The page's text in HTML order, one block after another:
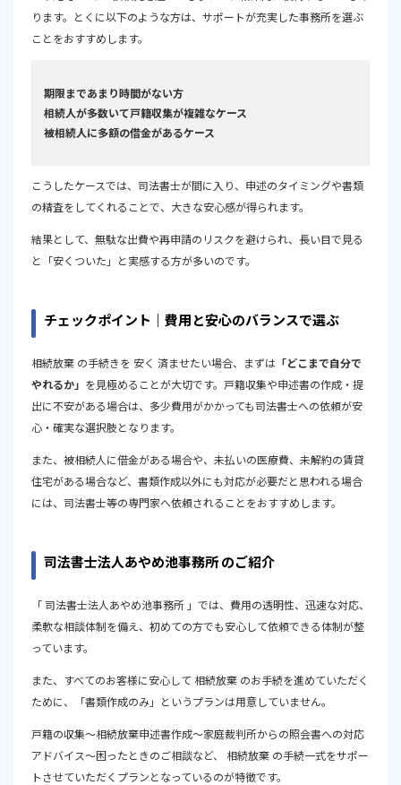
ります。とくに以下のような方は、サポートが充実した事務所を選ぶ
ことをおすすめします。
期限まであまり時間がない方
相続人が多数いて戸籍収集が複雑なケース
被相続人に多額の借金があるケース
こうしたケースでは、司法書士が間に入り、申述のタイミングや書類
の精査をしてくれることで、大きな安心感が得られます。
結果として、無駄な出費や再申請のリスクを避けられ、長い目で見る
と「安くついた」と実感する方が多いのです。
チェックポイント｜費用と安心のバランスで選ぶ
相続放棄 の手続きを 安く 済ませたい場合、まずは 「どこまで自分で
やれるか」 を見極めることが大切です。戸籍収集や申述書の作成・提
出に不安がある場合は、多少費用がかかっても司法書士への依頼が安
心・確実な選択肢となります。
また、被相続人に借金がある場合や、未払いの医療費、未解約の賃貸
住宅がある場合など、書類作成以外にも対応が必要だと思われる場合
には、司法書士等の専門家へ依頼されることをおすすめします。
司法書士法人あやめ池事務所 のご紹介
「 司法書士法人あやめ池事務所 」では、費用の透明性、迅速な対応、
柔軟な相談体制を備え、初めての方でも安心して依頼できる体制が整
っています。
また、すべてのお客様に安心して 相続放棄 のお手続を進めていただく
ために、「書類作成のみ」というプランは用意していません。
戸籍の収集～相続放棄申述書作成～家庭裁判所からの照会書への対応
アドバイス～困ったときのご相談など、 相続放棄 の手続一式をサポー
トさせていただくプランとなっているのが特徴です。